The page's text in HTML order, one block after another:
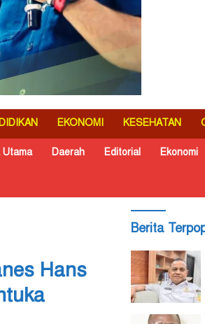
EKONOMI KESEHATAN
Utama Daerah Editorial Ekonomi
Hans
Berita